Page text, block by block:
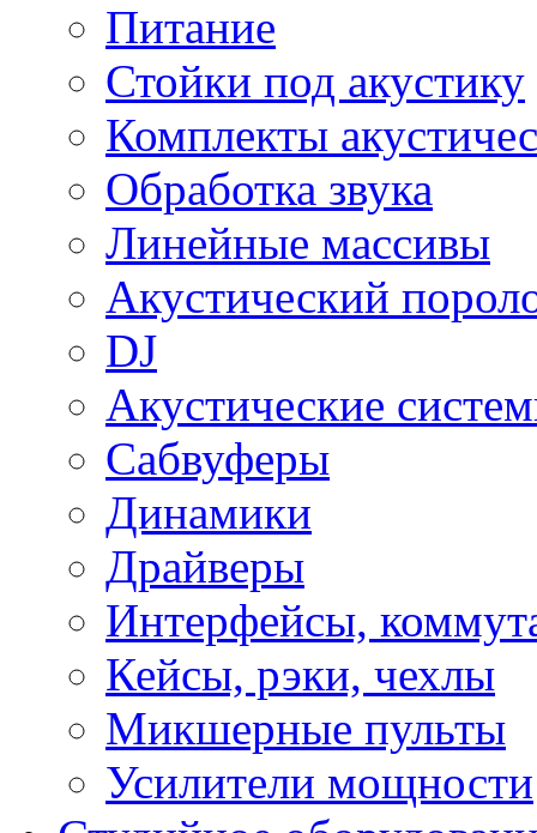
Питание
Стойки под акустику
Комплекты
Обработка звука
Линейные массивы
Акустический
DJ
Акустические
Сабвуферы
Динамики
Драйверы
Интерфейсы,
Кейсы, рэки, чехлы
Микшерные пульты
Усилители мощности